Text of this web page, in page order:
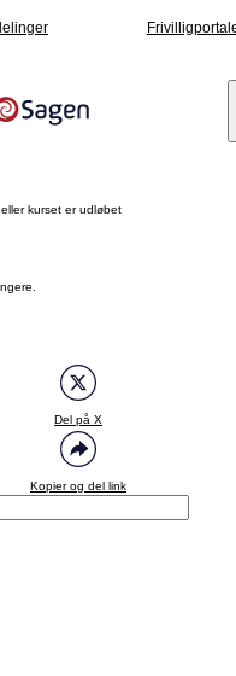
kurset er udløbet
Del på X
Kopier og del link